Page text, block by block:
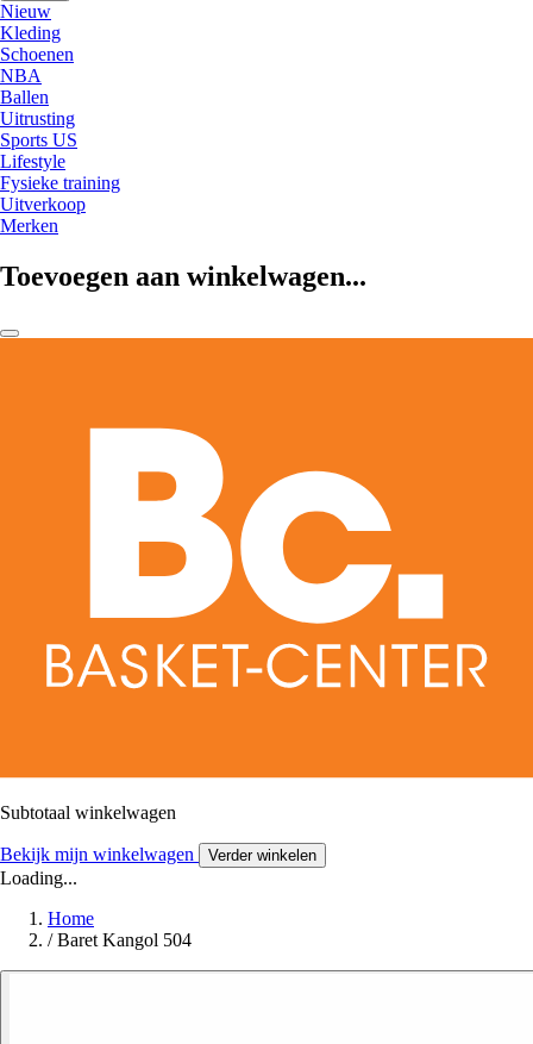
Nieuw
Kleding
Schoenen
NBA
Ballen
Uitrusting
Sports US
Lifestyle
Fysieke training
Uitverkoop
Merken
Toevoegen aan winkelwagen...
Subtotaal winkelwagen
Bekijk mijn winkelwagen Verder winkelen
Loading...
Home
/ Baret Kangol 504